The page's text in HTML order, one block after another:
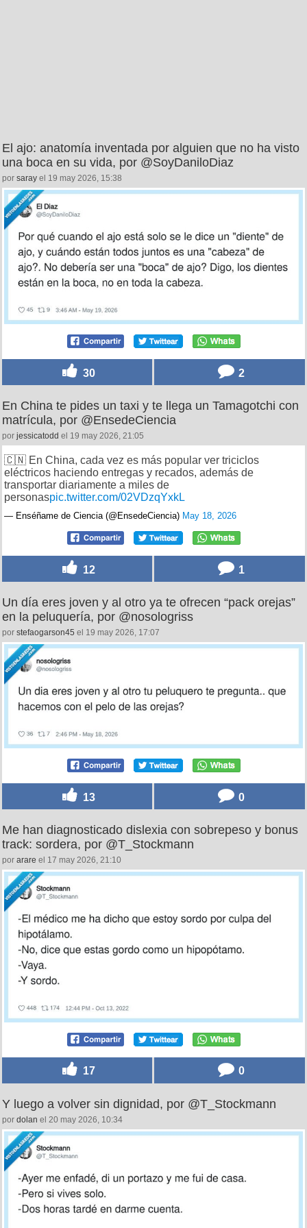
El ajo: anatomía inventada por alguien que no ha visto
una boca en su vida, por @SoyDaniloDiaz
por saray el 19 may 2026, 15:38
30 2
En China te pides un taxi y te llega un Tamagotchi con
matrícula, por @EnsedeCiencia
por jessicatodd el 19 may 2026, 21:05
🇨🇳 En China, cada vez es más popular ver triciclos
eléctricos haciendo entregas y recados, además de
transportar diariamente a miles de
personaspic.twitter.com/02VDzqYxkL
— Enséñame de Ciencia (@EnsedeCiencia) May 18, 2026
12 1
Un día eres joven y al otro ya te ofrecen “pack orejas”
en la peluquería, por @nosologriss
por stefaogarson45 el 19 may 2026, 17:07
13 0
Me han diagnosticado dislexia con sobrepeso y bonus
track: sordera, por @T_Stockmann
por arare el 17 may 2026, 21:10
17 0
Y luego a volver sin dignidad, por @T_Stockmann
por dolan el 20 may 2026, 10:34